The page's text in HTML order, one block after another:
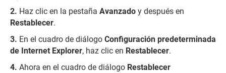
Haz clic en la pestaña Avanzado y después en
Restablecer.
En el cuadro de diálogo Configuración predeterminada
de Internet Explorer, haz clic en Restablecer.
Ahora en el cuadro de diálogo Restablecer